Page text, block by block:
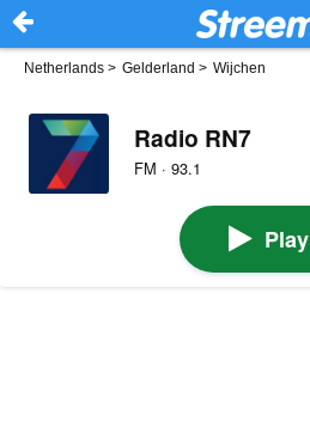
Netherlands > Gelderland > Wijchen
Radio RN7
FM · 93.1
Play